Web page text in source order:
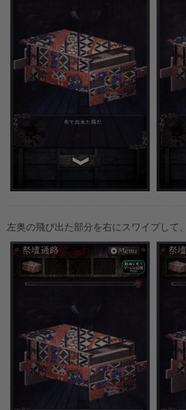
左奥の飛び出た部分を右にスワイプして